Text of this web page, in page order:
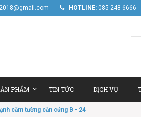
HOTLINE: 085 248 6666
PHẨM TIN TỨC DỊCH VỤ
cắm tường cần cứng B - 24